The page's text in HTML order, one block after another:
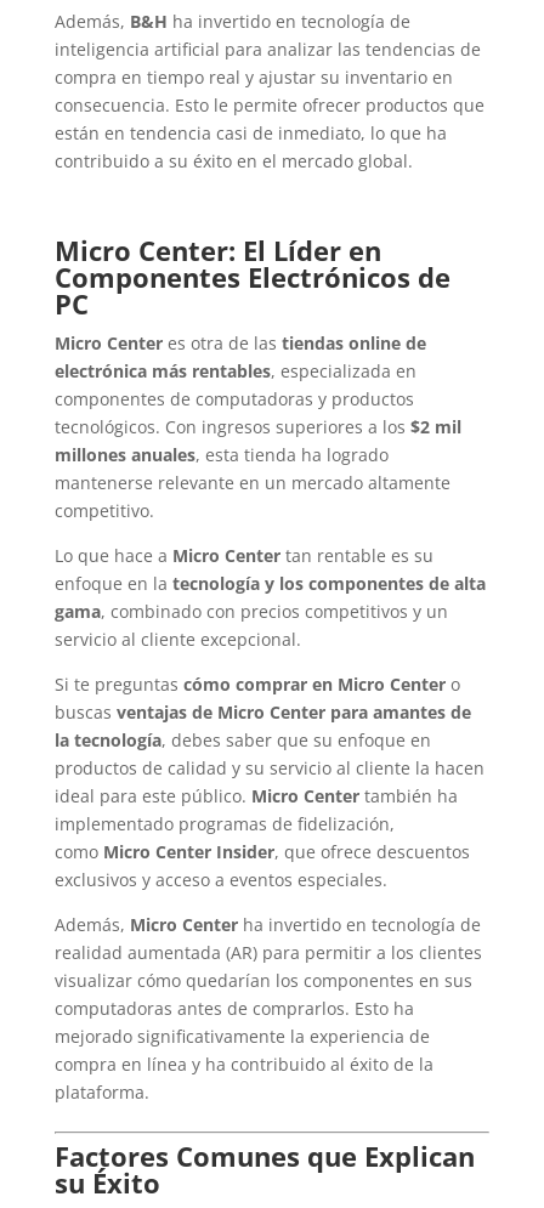
Además, B&H ha invertido en tecnología de
inteligencia artificial para analizar las tendencias de
compra en tiempo real y ajustar su inventario en
consecuencia. Esto le permite ofrecer productos que
están en tendencia casi de inmediato, lo que ha
contribuido a su éxito en el mercado global.
Micro Center: El Líder en
Componentes Electrónicos de
PC
Micro Centeres otra de las tiendas online de
electrónica más rentables, especializada en
componentes de computadoras y productos
tecnológicos. Con ingresos superiores a los $2 mil
millones anuales, esta tienda ha logrado
mantenerse relevante en un mercado altamente
competitivo.
Lo que hace a Micro Centertan rentable es su
enfoque en la tecnología y los componentes de alta
gama, combinado con precios competitivos y un
servicio al cliente excepcional.
Si te preguntas cómo comprar en Micro Centero
buscas ventajas de Micro Center para amantes de
la tecnología, debes saber que su enfoque en
productos de calidad y su servicio al cliente la hacen
ideal para este público. Micro Centertambién ha
implementado programas de fidelización,
como Micro Center Insider, que ofrece descuentos
exclusivos y acceso a eventos especiales.
Además, Micro Centerha invertido en tecnología de
realidad aumentada (AR) para permitir a los clientes
visualizar cómo quedarían los componentes en sus
computadoras antes de comprarlos. Esto ha
mejorado significativamente la experiencia de
compra en línea y ha contribuido al éxito de la
plataforma.
Factores Comunes que Explican
su Éxito